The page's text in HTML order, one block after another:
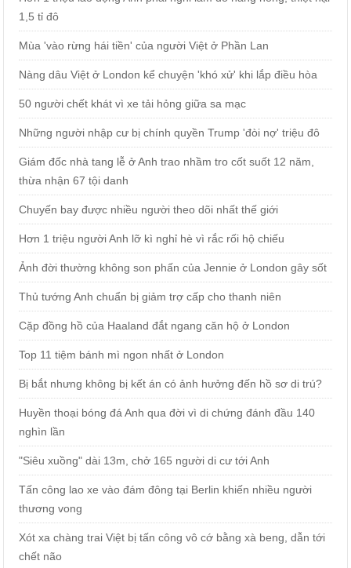
1,5 tỉ đô
Mùa 'vào rừng hái tiền' của người Việt ở Phần Lan
Nàng dâu Việt ở London kể chuyện 'khó xử' khi lắp điều hòa
50 người chết khát vì xe tải hỏng giữa sa mạc
Những người nhập cư bị chính quyền Trump 'đòi nợ' triệu đô
Giám đốc nhà tang lễ ở Anh trao nhầm tro cốt suốt 12 năm,
thừa nhận 67 tội danh
Chuyến bay được nhiều người theo dõi nhất thế giới
Hơn 1 triệu người Anh lỡ kì nghỉ hè vì rắc rối hộ chiếu
Ảnh đời thường không son phấn của Jennie ở London gây sốt
Thủ tướng Anh chuẩn bị giảm trợ cấp cho thanh niên
Cặp đồng hồ của Haaland đắt ngang căn hộ ở London
Top 11 tiệm bánh mì ngon nhất ở London
Bị bắt nhưng không bị kết án có ảnh hưởng đến hồ sơ di trú?
Huyền thoại bóng đá Anh qua đời vì di chứng đánh đầu 140
nghìn lần
"Siêu xuồng" dài 13m, chở 165 người di cư tới Anh
Tấn công lao xe vào đám đông tại Berlin khiến nhiều người
thương vong
Xót xa chàng trai Việt bị tấn công vô cớ bằng xà beng, dẫn tới
chết não